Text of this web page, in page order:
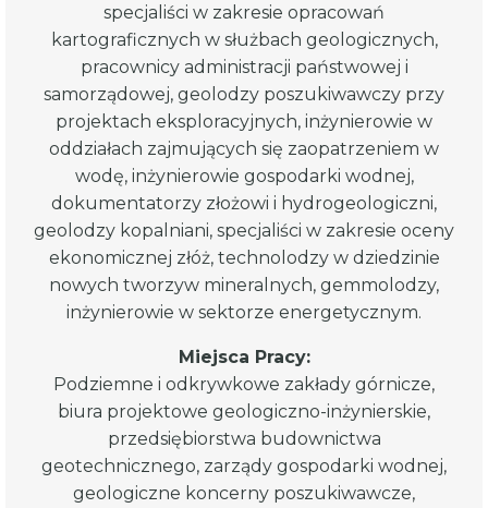
specjaliści w zakresie opracowań
kartograficznych w służbach geologicznych,
pracownicy administracji państwowej i
samorządowej, geolodzy poszukiwawczy przy
projektach eksploracyjnych, inżynierowie w
oddziałach zajmujących się zaopatrzeniem w
wodę, inżynierowie gospodarki wodnej,
dokumentatorzy złożowi i hydrogeologiczni,
geolodzy kopalniani, specjaliści w zakresie oceny
ekonomicznej złóż, technolodzy w dziedzinie
nowych tworzyw mineralnych, gemmolodzy,
inżynierowie w sektorze energetycznym.
Miejsca Pracy:
Podziemne i odkrywkowe zakłady górnicze,
biura projektowe geologiczno-inżynierskie,
przedsiębiorstwa budownictwa
geotechnicznego, zarządy gospodarki wodnej,
geologiczne koncerny poszukiwawcze,